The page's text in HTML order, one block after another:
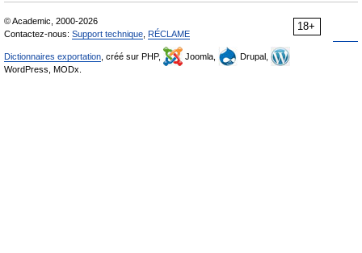
18+
© Academic, 2000-2026
Contactez-nous: Support technique RÉCLAME
Dictionnaires exportation , créé sur PHP, Joomla,
Drupal,
WordPress, MODx.